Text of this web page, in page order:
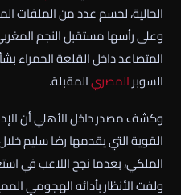
الحالية، لحسم عدد من الملفات
وعلى رأسها مستقبل النجم
المتصاعد داخل القلعة الحمراء
السوبرالمصريالمقبلة.
وكشف مصدر داخل الأهلي أن
القوية التي يقدمها رضا سليم
الملكي، بعدما نجح اللاعب في
ولفت الأنظار بأدائه الهجومي